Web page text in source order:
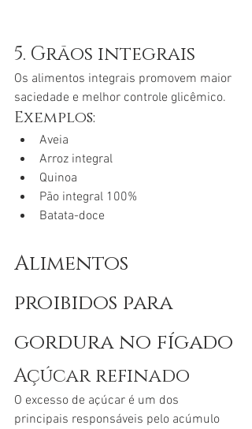
5. Grãos integrais
Os alimentos integrais promovem maior
saciedade e melhor controle glicêmico.
Exemplos:
Aveia
Arroz integral
Quinoa
Pão integral 100%
Batata-doce
Alimentos
proibidos para
gordura no fígado
Açúcar refinado
O excesso de açúcar é um dos
principais responsáveis pelo acúmulo